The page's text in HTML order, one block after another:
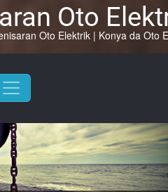
Oto
Oto Elektrik | Konya da Oto